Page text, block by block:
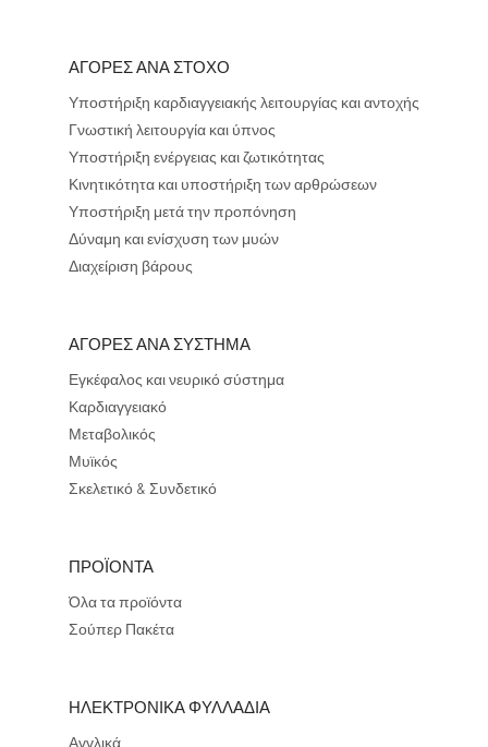
ΑΓΟΡΕΣ ΑΝΑ ΣΤΟΧΟ
Υποστήριξη καρδιαγγειακής λειτουργίας και αντοχής
Γνωστική λειτουργία και ύπνος
Υποστήριξη ενέργειας και ζωτικότητας
Κινητικότητα και υποστήριξη των αρθρώσεων
Υποστήριξη μετά την προπόνηση
Δύναμη και ενίσχυση των μυών
Διαχείριση βάρους
ΑΓΟΡΕΣ ΑΝΑ ΣΥΣΤΗΜΑ
Εγκέφαλος και νευρικό σύστημα
Καρδιαγγειακό
Μεταβολικός
Μυϊκός
Σκελετικό & Συνδετικό
ΠΡΟΪΟΝΤΑ
Όλα τα προϊόντα
Σούπερ Πακέτα
ΗΛΕΚΤΡΟΝΙΚΑ ΦΥΛΛΑΔΙΑ
Αγγλικά